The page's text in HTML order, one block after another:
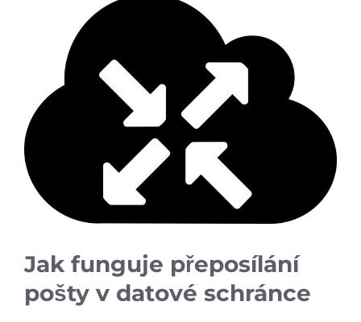
Jak funguje přeposílání
pošty v datové schránce